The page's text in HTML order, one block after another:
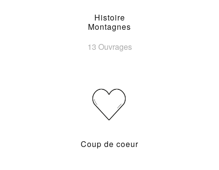
Histoire
Montagnes
13 Ouvrages
Coup de coeur